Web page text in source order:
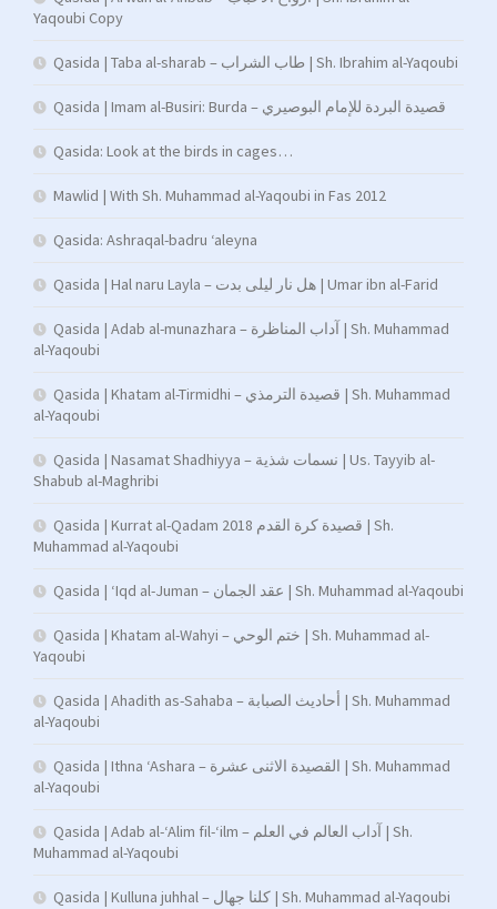
Yaqoubi Copy
Qasida | Taba al-sharab – طاب الشراب | Sh. Ibrahim al-Yaqoubi
Qasida | Imam al-Busiri: Burda – قصيدة البردة للإمام البوصيري
Qasida: Look at the birds in cages…
Mawlid | With Sh. Muhammad al-Yaqoubi in Fas 2012
Qasida: Ashraqal-badru ‘aleyna
Qasida | Hal naru Layla – هل نار ليلى بدت | Umar ibn al-Farid
Qasida | Adab al-munazhara – آداب المناظرة | Sh. Muhammad
al-Yaqoubi
Qasida | Khatam al-Tirmidhi – قصيدة الترمذي | Sh. Muhammad
al-Yaqoubi
Qasida | Nasamat Shadhiyya – نسمات شذية | Us. Tayyib al-
Shabub al-Maghribi
Qasida | Kurrat al-Qadam 2018 قصيدة كرة القدم | Sh.
Muhammad al-Yaqoubi
Qasida | ‘Iqd al-Juman – عقد الجمان | Sh. Muhammad al-Yaqoubi
Qasida | Khatam al-Wahyi – ختم الوحي | Sh. Muhammad al-
Yaqoubi
Qasida | Ahadith as-Sahaba – أحاديث الصبابة | Sh. Muhammad
al-Yaqoubi
Qasida | Ithna ‘Ashara – القصيدة الاثنى عشرة | Sh. Muhammad
al-Yaqoubi
Qasida | Adab al-‘Alim fil-‘ilm – آداب العالم في العلم | Sh.
Muhammad al-Yaqoubi
Qasida | Kulluna juhhal – كلنا جهال | Sh. Muhammad al-Yaqoubi